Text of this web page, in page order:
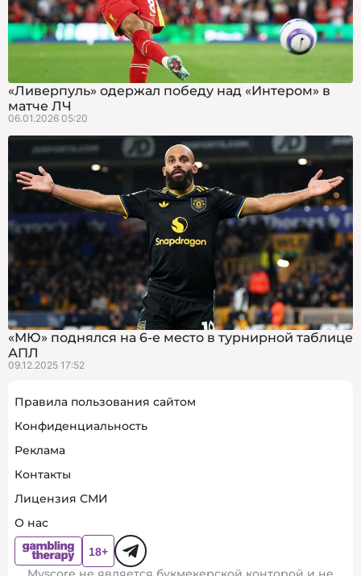
«Ливерпуль» одержал победу над «Интером» в
матче ЛЧ
06.01.2026 05:20
«МЮ» поднялся на 6-е место в турнирной таблице
АПЛ
09.12.2025 17:52
Правила пользования сайтом
Конфиденциальность
Реклама
Контакты
Лицензия СМИ
О нас